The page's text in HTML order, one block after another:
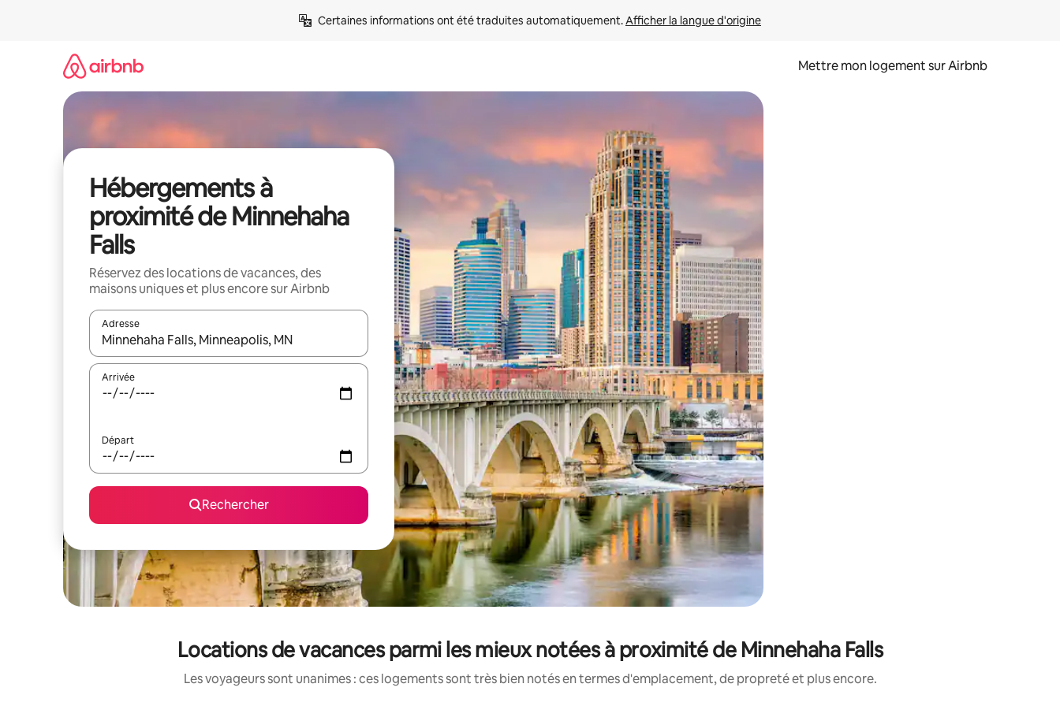
Certaines informations ont été traduites automatiquement. Afficher la langue d'origine
Mettre mon logement sur Airbnb
Hébergements à
proximité de Minnehaha
Falls
Réservez des locations de vacances, des
maisons uniques et plus encore sur Airbnb
Adresse
Lorsque les résultats s'affichent, utilisez les flèches vers le haut et vers le bas pour les parcourir ou en appuyant et en faisant glisser.
Arrivée
Départ
Rechercher
Locations de vacances parmi les mieux notées à proximité de Minnehaha Falls
Les voyageurs sont unanimes : ces logements sont très bien notés en termes d'emplacement, de propreté et plus encore.